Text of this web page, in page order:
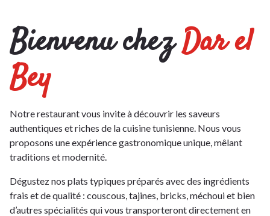
Bienvenu chezDar el
Bey
Notre restaurant vous invite à découvrir les saveurs
authentiques et riches de la cuisine tunisienne. Nous vous
proposons une expérience gastronomique unique, mêlant
traditions et modernité.
Dégustez nos plats typiques préparés avec des ingrédients
frais et de qualité : couscous, tajines, bricks, méchoui et bien
d’autres spécialités qui vous transporteront directement en